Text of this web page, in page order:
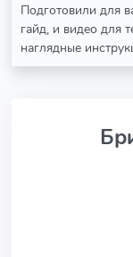
Подготовили для
гайд, и видео для
наглядные